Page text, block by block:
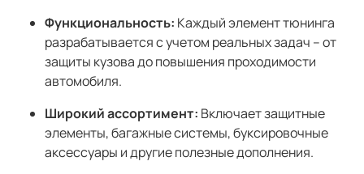
Функциональность: Каждый элемент тюнинга
разрабатывается с учетом реальных задач – от
защиты кузова до повышения проходимости
автомобиля.
Широкий ассортимент: Включает защитные
элементы, багажные системы, буксировочные
аксессуары и другие полезные дополнения.